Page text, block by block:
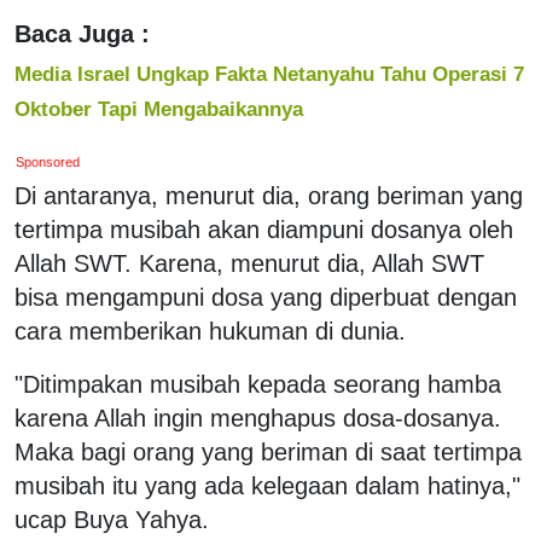
Baca Juga :
Media Israel Ungkap Fakta Netanyahu Tahu Operasi 7
Oktober Tapi Mengabaikannya
Sponsored
Di antaranya, menurut dia, orang beriman yang
tertimpa musibah akan diampuni dosanya oleh
Allah SWT. Karena, menurut dia, Allah SWT
bisa mengampuni dosa yang diperbuat dengan
cara memberikan hukuman di dunia.
"Ditimpakan musibah kepada seorang hamba
karena Allah ingin menghapus dosa-dosanya.
Maka bagi orang yang beriman di saat tertimpa
musibah itu yang ada kelegaan dalam hatinya,"
ucap Buya Yahya.